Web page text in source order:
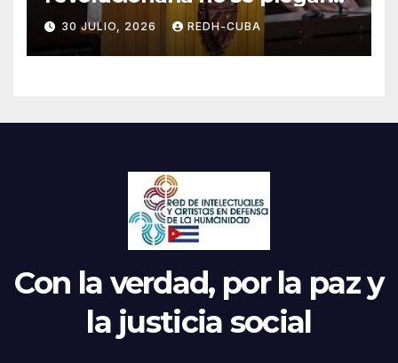
jamás! Por Bruno Rodríguez
Parrilla
30 JULIO, 2026 REDH-CUBA
Con la verdad, por la paz y
la justicia social